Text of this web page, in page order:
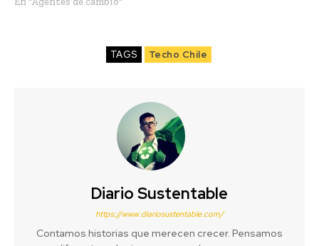
TAGS Techo Chile
Diario Sustentable
https://www.diariosustentable.com/
Contamos historias que merecen crecer. Pensamos